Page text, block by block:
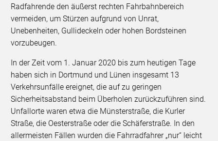
Radfahrende den äußerst rechten Fahrbahnbereich
vermeiden, um Stürzen aufgrund von Unrat,
Unebenheiten, Gullideckeln oder hohen Bordsteinen
vorzubeugen.
In der Zeit vom 1. Januar 2020 bis zum heutigen Tage
haben sich in Dortmund und Lünen insgesamt 13
Verkehrsunfälle ereignet, die auf zu geringen
Sicherheitsabstand beim Überholen zurückzuführen sind.
Unfallorte waren etwa die Münsterstraße, die Kurler
Straße, die Oesterstraße oder die Schäferstraße. In den
allermeisten Fällen wurden die Fahrradfahrer „nur“ leicht